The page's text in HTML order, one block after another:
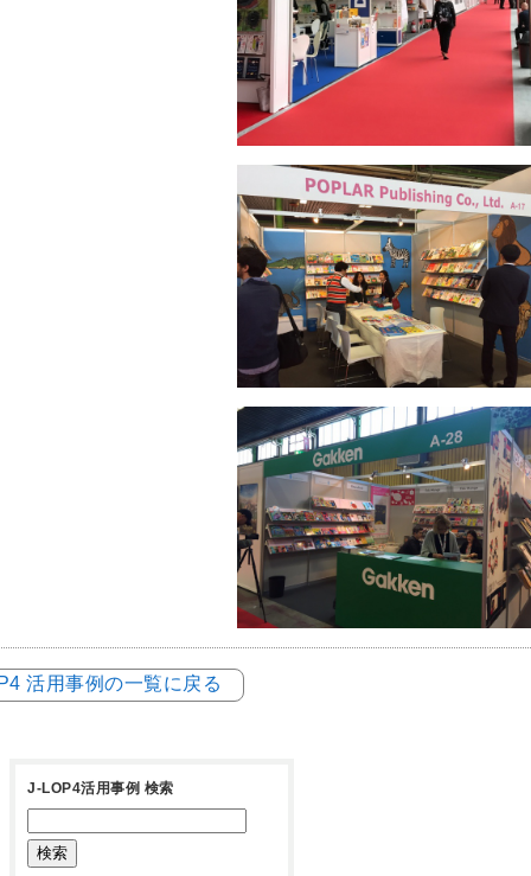
活用事例の一覧に戻る
J-LOP4活用事例 検索